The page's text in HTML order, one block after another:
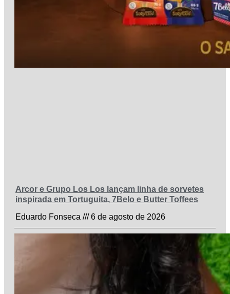
Arcor e Grupo Los Los lançam linha de sorvetes
inspirada em Tortuguita, 7Belo e Butter Toffees
Eduardo Fonseca
6 de agosto de 2026